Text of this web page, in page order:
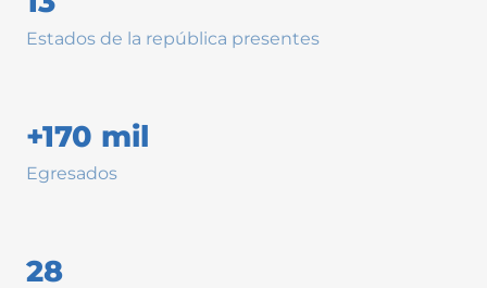
Estados de la república presentes
+170 mil
Egresados
28